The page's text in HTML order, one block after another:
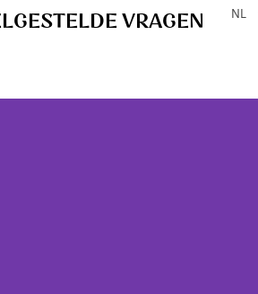
VRAGEN NL